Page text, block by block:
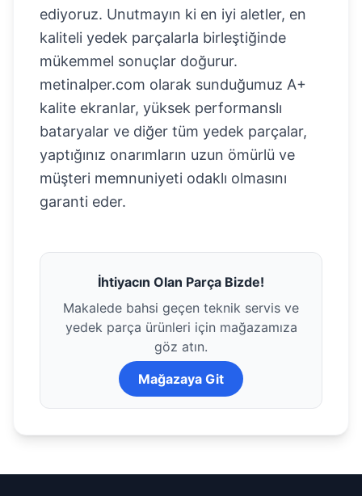
ediyoruz. Unutmayın ki en iyi aletler, en
kaliteli yedek parçalarla birleştiğinde
mükemmel sonuçlar doğurur.
metinalper.com olarak sunduğumuz A+
kalite ekranlar, yüksek performanslı
bataryalar ve diğer tüm yedek parçalar,
yaptığınız onarımların uzun ömürlü ve
müşteri memnuniyeti odaklı olmasını
garanti eder.
İhtiyacın Olan Parça Bizde!
Makalede bahsi geçen teknik servis ve
yedek parça ürünleri için mağazamıza
göz atın.
Mağazaya Git